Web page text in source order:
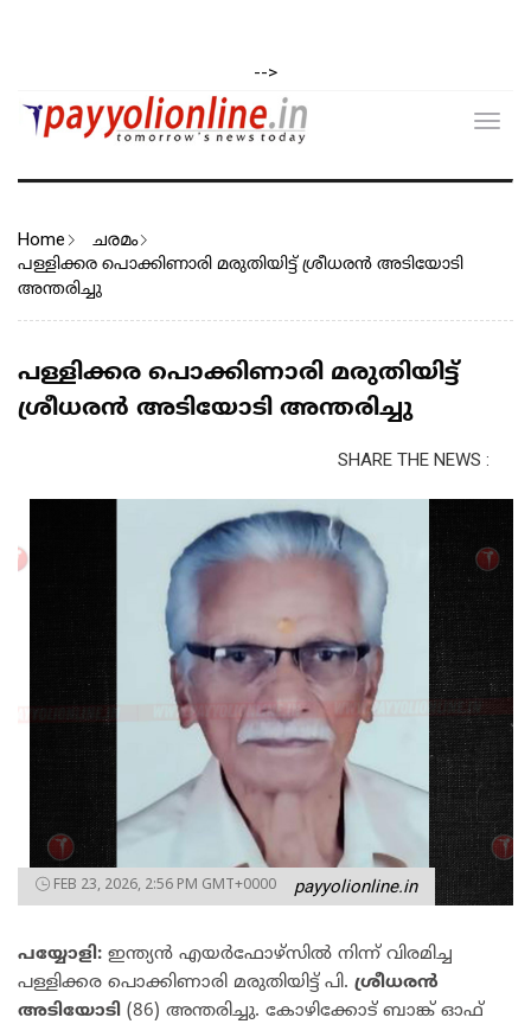
-->
Home ചരമം
പള്ളിക്കര പൊക്കിണാരി മരുതിയിട്ട് ശ്രീധരൻ അടിയോടി
അന്തരിച്ചു
പള്ളിക്കര പൊക്കിണാരി മരുതിയിട്ട്
ശ്രീധരൻ അടിയോടി അന്തരിച്ചു
SHARE THE NEWS :
FEB 23, 2026, 2:56 PM GMT+0000 payyolionline.in
പയ്യോളി: ഇന്ത്യൻ എയർഫോഴ്സിൽ നിന്ന് വിരമിച്ച
പള്ളിക്കര പൊക്കിണാരി മരുതിയിട്ട് പി. ശ്രീധരൻ
അടിയോടി (86) അന്തരിച്ചു. കോഴിക്കോട് ബാങ്ക് ഓഫ്